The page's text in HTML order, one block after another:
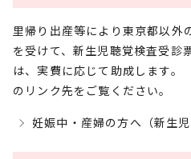
里帰り出産等により東京都以外
を受けて、新生児聴覚検査受診
は、実費に応じて助成します。
のリンク先をご覧ください。
妊娠中・産婦の方へ（新生児